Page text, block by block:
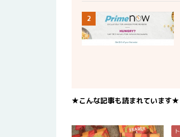
2
★こんな記事も読まれています★